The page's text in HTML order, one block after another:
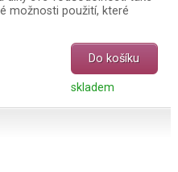
možnosti použití, které
Do košíku
skladem